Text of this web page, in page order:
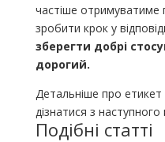
частіше отримуватиме
зробити крок у
зберегти добрі
дорогий.
Детальніше про
дізнатися з наступного
Подібні статті